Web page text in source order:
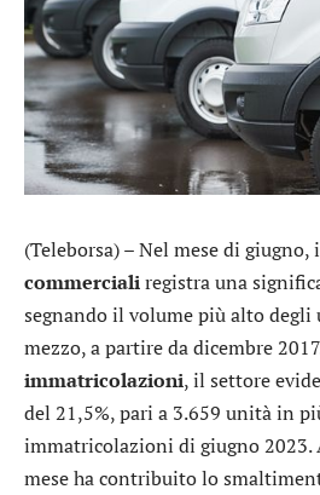
(Teleborsa) – Nel mese di
commercialiregistra una
segnando il volume più alto
mezzo, a partire da dicembre
immatricolazioni, il settore
del 21,5%, pari a 3.659 unità in
immatricolazioni di giugno
mese ha contribuito lo